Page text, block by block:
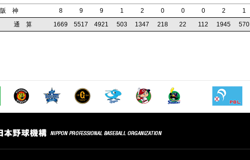
阪 神 8 9 9 1 2 0 0 0 2 1
通 算
1669 5517 4921 503 1347 218 22 112 1945 570